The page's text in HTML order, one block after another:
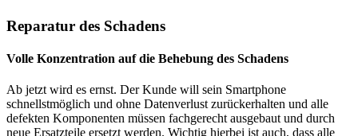
Reparatur des Schadens
Volle Konzentration auf die Behebung des Schadens
Ab jetzt wird es ernst. Der Kunde will sein Smartphone
schnellstmöglich und ohne Datenverlust zurückerhalten und alle
defekten Komponenten müssen fachgerecht ausgebaut und durch
neue Ersatzteile ersetzt werden. Wichtig hierbei ist auch, dass alle